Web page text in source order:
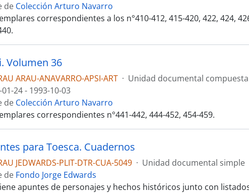
de Colección Arturo Navarro
correspondientes a los n°410-412, 415-420, 422, 424,
Volumen 36
ARAU-ANAVARRO-APSI-ART · Unidad documental compuesta
01-24 - 1993-10-03
de Colección Arturo Navarro
correspondientes n°441-442, 444-452, 454-459.
para Toesca. Cuadernos
JEDWARDS-PLIT-DTR-CUA-5049 · Unidad documental simple
de Fondo Jorge Edwards
apuntes de personajes y hechos históricos junto con